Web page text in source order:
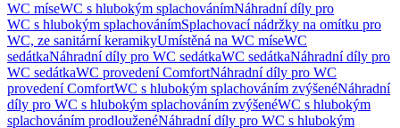
WC míseWC s hlubokým splachovánímNáhradní díly pro
WC s hlubokým splachovánímSplachovací nádržky na omítku pro
WC, ze sanitární keramikyUmístěná na WC míseWC
sedátkaNáhradní díly pro WC sedátkaWC sedátkaNáhradní díly pro
WC sedátkaWC provedení ComfortNáhradní díly pro WC
provedení ComfortWC s hlubokým splachováním zvýšenéNáhradní
díly pro WC s hlubokým splachováním zvýšenéWC s hlubokým
splachováním prodlouženéNáhradní díly pro WC s hlubokým